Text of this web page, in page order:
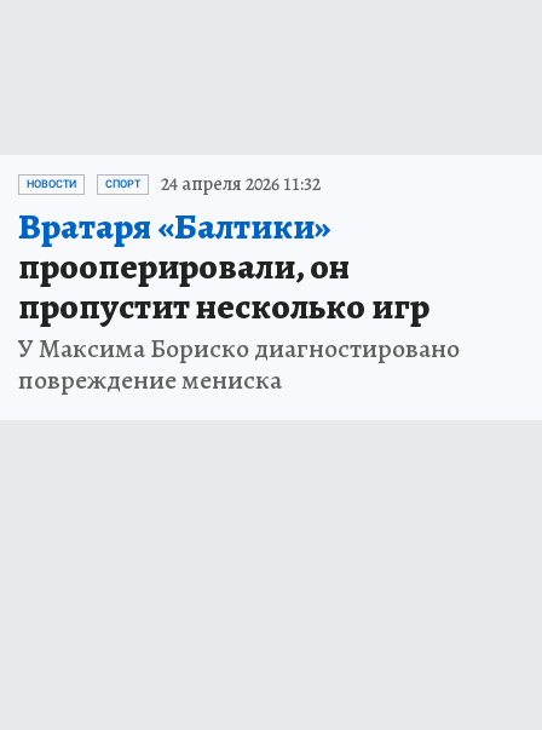
НОВОСТИ СПОРТ 24 апреля 2026 11:32
Вратаря «Балтики»
прооперировали, он
пропустит несколько игр
У Максима Бориско диагностировано
повреждение мениска